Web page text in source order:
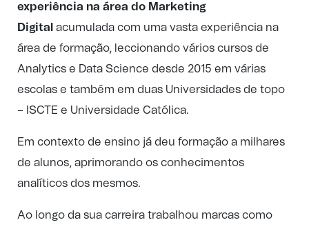
experiência na área do Marketing
Digital acumulada com uma vasta experiência na
área de formação, leccionando vários cursos de
Analytics e Data Science desde 2015 em várias
escolas e também em duas Universidades de topo
– ISCTE e Universidade Católica.
Em contexto de ensino já deu formação a milhares
de alunos, aprimorando os conhecimentos
analíticos dos mesmos.
Ao longo da sua carreira trabalhou marcas como